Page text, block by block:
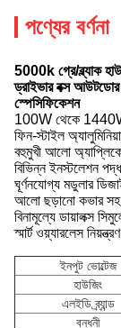
পণ্যের বর্ণনা
5000k গ্রে/ব্ল্যাক
ড্রাইভার বক্স
স্পেসিফিকেশন
100W থেকে
ফিন-স্টাইল
বহুমুখী আলো
বিভিন্ন ইনস্টলেশন
ঘূর্ণনযোগ্য মডুলার
আলো ছড়ানো কভার সহ
বিনামূল্যে ডায়ালক্স
স্মার্ট ওয়্যারলেস নিয়ন্ত্রণ
ইনপুট ভোল্টেজ
হাউজিং
এলইডি ব্র্যান্ড
বন্ধনী